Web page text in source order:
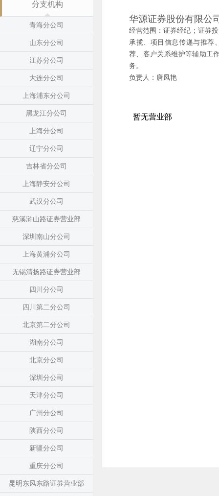
分支机构
青海分公司
山东分公司
江苏分公司
大连分公司
上海浦东分公司
黑龙江分公司
上海分公司
辽宁分公司
吉林省分公司
上海静安分公司
武汉分公司
慈溪浒山路证券营业部
深圳南山分公司
上海黄浦分公司
无锡清扬路证券营业部
四川分公司
四川第二分公司
北京第二分公司
湖南分公司
北京分公司
深圳分公司
天津分公司
广州分公司
陕西分公司
新疆分公司
重庆分公司
昆明东风东路证券营业部
华源证券股份有限公
经营范围：证券经纪；证券
承揽、项目信息传递与推荐
荐、客户关系维护等辅助工
务。
负责人：唐凤艳